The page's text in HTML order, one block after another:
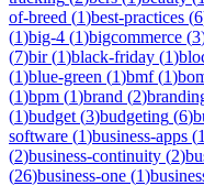
of-breed (1)best-practices (6
(1)big-4 (1)bigcommerce (3
(7)bir(1)black-friday (1)
(1)blue-green (1)bmf(1)
(1)bpm (1)brand (2)
(1)budget (3)budgeting (6)
software (1)business-apps (1
(2)business-continuity (2)
(26)business-one (1)